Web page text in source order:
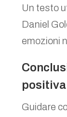
Un testo
Daniel
emozioni
Guidare